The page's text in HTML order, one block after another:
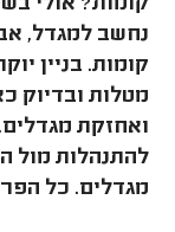
קומות. בניין
מטלות ובדיוק
ואחזקת
להתנהלות מול
מגדלים. כל